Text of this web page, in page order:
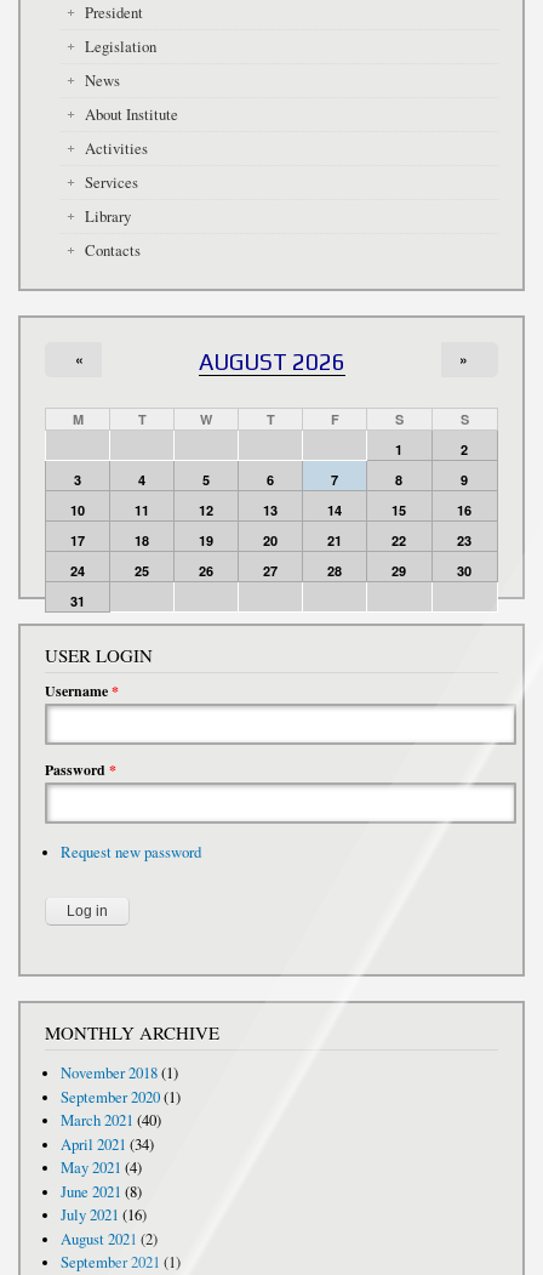
President
Legislation
News
About Institute
Activities
Services
Library
Contacts
AUGUST 2026
« »
M T W T F S
S
1
2
3
4 5 6 7 8
9
10
11 12 13 14 15
16
17
18 19 20 21 22
23
24
25 26 27 28 29
30
31
USER LOGIN
Username*
Password*
Request new password
MONTHLY ARCHIVE
November 2018(1)
September 2020(1)
March 2021 (40)
April 2021 (34)
May 2021 (4)
June 2021 (8)
July 2021 (16)
August 2021 (2)
September 2021 (1)